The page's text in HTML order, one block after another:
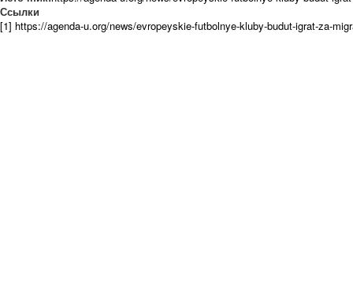
Ссылки
[1] https://agenda-u.org/news/evropeyskie-futbolnye-kluby-budut-igrat-za-